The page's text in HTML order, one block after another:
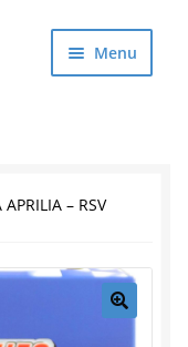
Menu
menu
Rozbaliť
– RSV